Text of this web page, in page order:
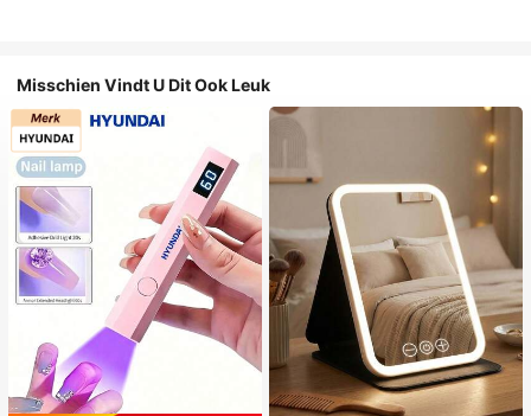
Misschien Vindt U Dit Ook Leuk